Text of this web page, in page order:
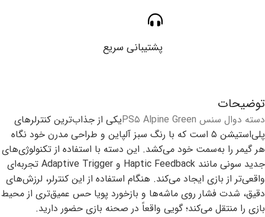
پشتیبانی سریع
توضیحات
دسته دوال سنس PS۵ Alpine Green
یکی از جذاب‌ترین کنترلرهای
پلی‌استیشن ۵ است که با رنگ سبز آلپاین و طراحی مدرن خود نگاه
هر گیمر را به‌سمت خود می‌کشد. این دسته با استفاده از تکنولوژی‌های
جدید سونی مانند Haptic Feedback و Adaptive Trigger تجربه‌ای
واقعی‌تر از بازی ایجاد می‌کند. هنگام استفاده از این کنترلر، لرزش‌های
دقیق، شدت فشار روی ماشه‌ها و بازخورد پویا حس عمیق‌تری از محیط
بازی را منتقل می‌کند؛ گویی واقعاً در صحنه‌ بازی حضور دارید.